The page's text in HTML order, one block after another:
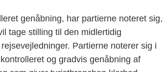
genåbning, har partierne noteret sig,
tage stilling til den midlertidig
Partierne noterer sig i
og gradvis genåbning af